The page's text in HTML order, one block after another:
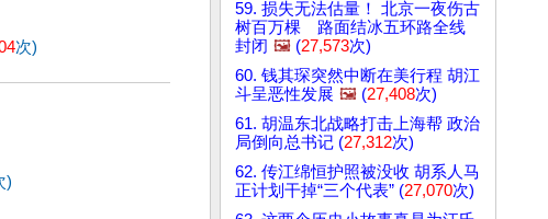
次)
)
59. 损失无法估量！ 北京一夜伤古
树百万棵 路面结冰五环路全线
封闭 🖼️ (27,573次)
60. 钱其琛突然中断在美行程 胡江
斗呈恶性发展 🖼️ (27,408次)
61. 胡温东北战略打击上海帮 政治
局倒向总书记 (27,312次)
62. 传江绵恒护照被没收 胡系人马
正计划干掉“三个代表” (27,070次)